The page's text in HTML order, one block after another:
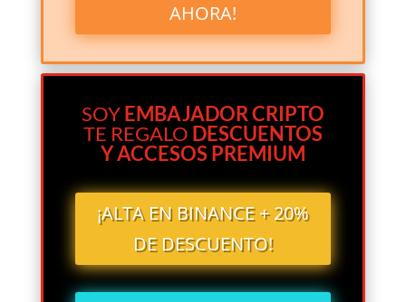
AHORA!
SOYEMBAJADOR CRIPTO
TE REGALO DESCUENTOS
Y ACCESOS PREMIUM
¡ALTA EN BINANCE + 20%
DE DESCUENTO!